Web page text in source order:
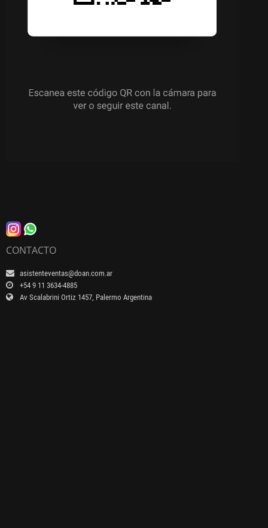
CONTACTO
asistenteventas@doan.com.ar
+54 9 11 3634-4885
Av Scalabrini Ortiz 1457, Palermo Argentina